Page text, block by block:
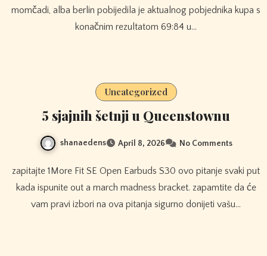
momčadi, alba berlin pobijedila je aktualnog pobjednika kupa s
konačnim rezultatom 69:84 u…
Uncategorized
5 sjajnih šetnji u Queenstownu
shanaedens April 8, 2026 No Comments
zapitajte 1More Fit SE Open Earbuds S30 ovo pitanje svaki put
kada ispunite out a march madness bracket. zapamtite da će
vam pravi izbori na ova pitanja sigurno donijeti vašu…